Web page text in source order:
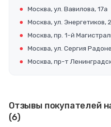
Москва, ул. Вавилова, 17а
Москва, ул. Энергетиков,
Москва, пр. 1-й
Москва, ул. Сергия
Москва, пр-т
Отзывы покупателей
(6)